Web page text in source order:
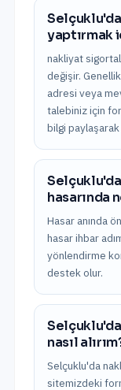
yaptırmak
nakliyat
değişir.
adresi veya
talebiniz için
bilgi
hasarında
Hasar anında
hasar ihbar
yönlendirme
destek olur.
nasıl
Selçuklu'da
sitemizdeki